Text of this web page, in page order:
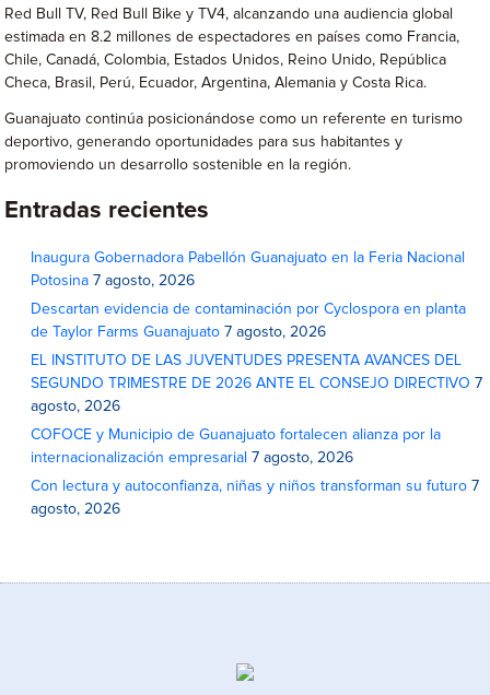
Red Bull TV, Red Bull Bike y TV4, alcanzando una audiencia global
estimada en 8.2 millones de espectadores en países como Francia,
Chile, Canadá, Colombia, Estados Unidos, Reino Unido, República
Checa, Brasil, Perú, Ecuador, Argentina, Alemania y Costa Rica.
Guanajuato continúa posicionándose como un referente en turismo
deportivo, generando oportunidades para sus habitantes y
promoviendo un desarrollo sostenible en la región.
Entradas recientes
Inaugura Gobernadora Pabellón Guanajuato en la Feria Nacional
Potosina 7 agosto, 2026
Descartan evidencia de contaminación por Cyclospora en planta
de Taylor Farms Guanajuato 7 agosto, 2026
EL INSTITUTO DE LAS JUVENTUDES PRESENTA AVANCES DEL
SEGUNDO TRIMESTRE DE 2026 ANTE EL CONSEJO DIRECTIVO 7
agosto, 2026
COFOCE y Municipio de Guanajuato fortalecen alianza por la
internacionalización empresarial 7 agosto, 2026
Con lectura y autoconfianza, niñas y niños transforman su futuro 7
agosto, 2026